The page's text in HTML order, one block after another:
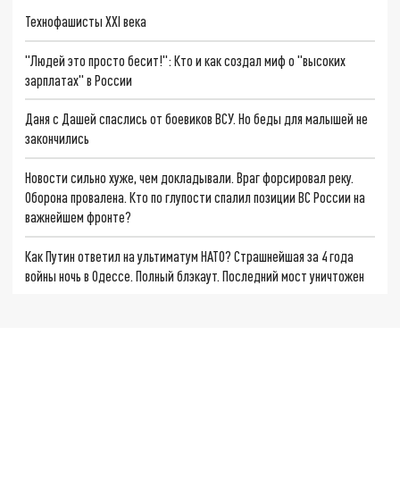
Технофашисты XXI века
"Людей это просто бесит!": Кто и как создал миф о "высоких
зарплатах" в России
Даня с Дашей спаслись от боевиков ВСУ. Но беды для малышей не
закончились
Новости сильно хуже, чем докладывали. Враг форсировал реку.
Оборона провалена. Кто по глупости спалил позиции ВС России на
важнейшем фронте?
Как Путин ответил на ультиматум НАТО? Страшнейшая за 4 года
войны ночь в Одессе. Полный блэкаут. Последний мост уничтожен